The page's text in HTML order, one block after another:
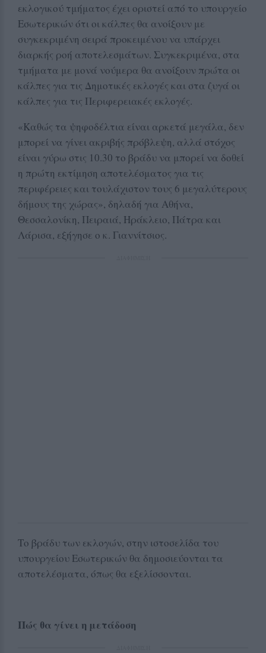
εκλογικού τμήματος έχει οριστεί από το υπουργείο
Εσωτερικών ότι οι κάλπες θα ανοίξουν με
συγκεκριμένη σειρά προκειμένου να υπάρχει
διαρκής ροή αποτελεσμάτων. Συγκεκριμένα, στα
τμήματα με μονά νούμερα θα ανοίξουν πρώτα οι
κάλπες για τις Δημοτικές εκλογές και στα ζυγά οι
κάλπες για τις Περιφερειακές εκλογές.
«Καθώς τα ψηφοδέλτια είναι αρκετά μεγάλα, δεν
μπορεί να γίνει ακριβής πρόβλεψη, αλλά στόχος
είναι γύρω στις 10.30 το βράδυ να μπορεί να δοθεί
η πρώτη εκτίμηση αποτελέσματος για τις
περιφέρειες και τουλάχιστον τους 6 μεγαλύτερους
δήμους της χώρας», δηλαδή για Αθήνα,
Θεσσαλονίκη, Πειραιά, Ηράκλειο, Πάτρα και
Λάρισα, εξήγησε ο κ. Γιαννίτσιος.
Το βράδυ των εκλογών, στην ιστοσελίδα του
υπουργείου Εσωτερικών θα δημοσιεύονται τα
αποτελέσματα, όπως θα εξελίσσονται.
Πώς θα γίνει η μετάδοση